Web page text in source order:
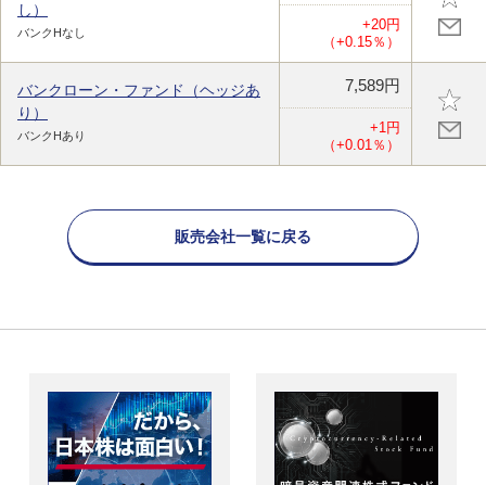
し）
バンクHなし
+20円
（+0.15％）
バンクローン・ファンド（ヘッジあ
り）
バンクHあり
7,589円
+1円
（+0.01％）
販売会社一覧に戻る